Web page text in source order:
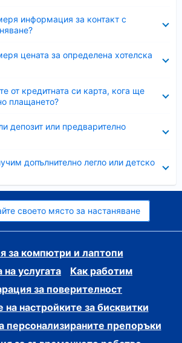
информация за контакт с
цената за определена хотелска
от кредитната си карта, кога ще
плащането?
депозит или предварително
допълнително легло или детско
своето място за настаняване
за компютри и лаптопи
на услугата
Как работим
за поверителност
на настройките за бисквитки
персонализираните препоръки